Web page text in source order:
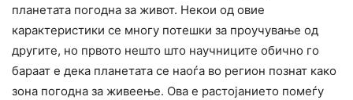
планетата погодна за живот. Некои од овие
карактеристики се многу потешки за проучување од
другите, но првото нешто што научниците обично го
бараат е дека планетата се наоѓа во регион познат како
зона погодна за живеење. Ова е растојанието помеѓу